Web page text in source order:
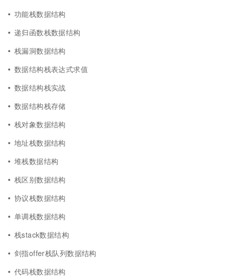
功能栈数据结构
递归函数栈数据结构
栈漏洞数据结构
数据结构栈表达式求值
数据结构栈实战
数据结构栈存储
栈对象数据结构
地址栈数据结构
堆栈数据结构
栈区别数据结构
协议栈数据结构
单调栈数据结构
栈stack数据结构
剑指offer栈队列数据结构
代码栈数据结构